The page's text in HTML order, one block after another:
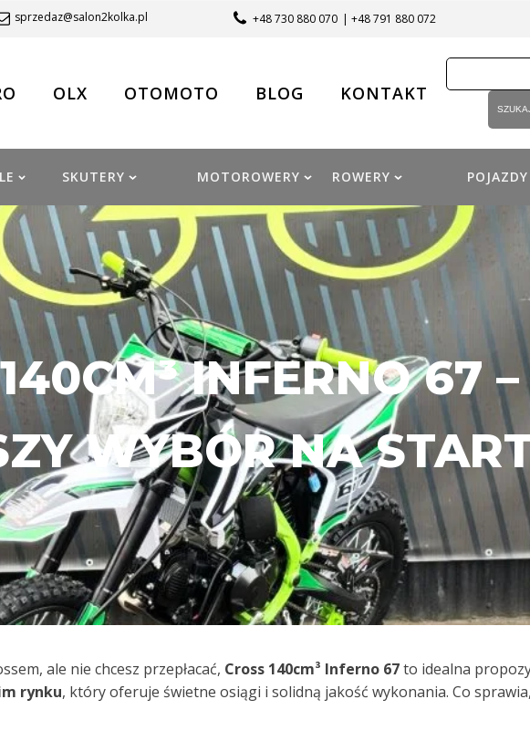
sprzedaz@salon2kolka.pl +48 730 880 070 | +48 791 880 072
OLX OTOMOTO BLOG KONTAKT
SKUTERY MOTOROWERY ROWERY
INFERNO 67 –
WYBÓR NA
ale nie chcesz przepłacać, Cross 140cm³ Inferno 67to idealna
rynku, który oferuje świetne osiągi i solidną jakość wykonania. Co